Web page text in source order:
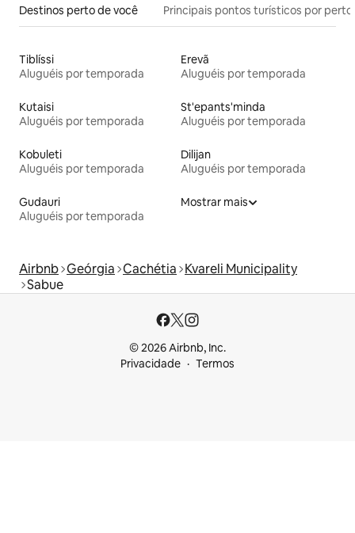
Destinos perto de você Principais pontos turísticos por perto
Tiblíssi
Aluguéis por temporada
Erevã
Aluguéis por temporada
Kutaisi
Aluguéis por temporada
St'epants'minda
Aluguéis por temporada
Kobuleti
Aluguéis por temporada
Dilijan
Aluguéis por temporada
Gudauri
Aluguéis por temporada
Mostrar mais
Airbnb Geórgia Cachétia Kvareli Municipality
Sabue
© 2026 Airbnb, Inc.
Privacidade
Termos